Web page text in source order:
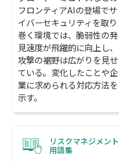
フロンティアAIの登場でサ
イバーセキュリティを取り
巻く環境では、脆弱性の発
見速度が飛躍的に向上し、
攻撃の裾野は広がりを見せ
ている。変化したことや企
業に求められる対応方法を
示す。
リスクマネジメント
用語集